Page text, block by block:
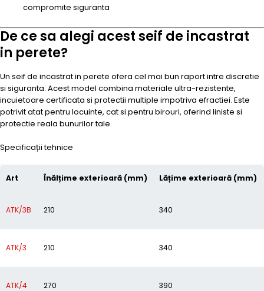
compromite siguranta
De ce sa alegi acest seif de incastrat
in perete?
Un seif de incastrat in perete ofera cel mai bun raport intre discretie
si siguranta. Acest model combina materiale ultra-rezistente,
incuietoare certificata si protectii multiple impotriva efractiei. Este
potrivit atat pentru locuinte, cat si pentru birouri, oferind liniste si
protectie reala bunurilor tale.
Specificații tehnice
Art Înălțime exterioară (mm) Lățime exterioară (mm)
ATK/3B 210 340
ATK/3 210 340
ATK/4 270 390